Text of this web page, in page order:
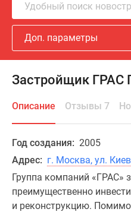
Удобный поиск
Доп. параметры
Застройщик ГРАС
Описание Отзывы 7
Год создания: 2005
Адрес: г. Москва, ул.
Группа компаний «ГРАС»
преимущественно
и реконструкцию.